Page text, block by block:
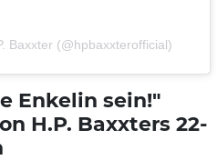
Baxxter (@hpbaxxterofficial)
Enkelin sein!"
H.P. Baxxters 22-